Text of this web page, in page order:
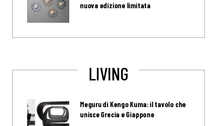
nuova edizione limitata
LIVING
Meguru di Kengo Kuma: il tavolo che
unisce Grecia e Giappone